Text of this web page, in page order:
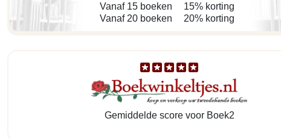
Vanaf 15 boeken
Vanaf 20 boeken
15% korting
20% korting
Gemiddelde score voor Boek2